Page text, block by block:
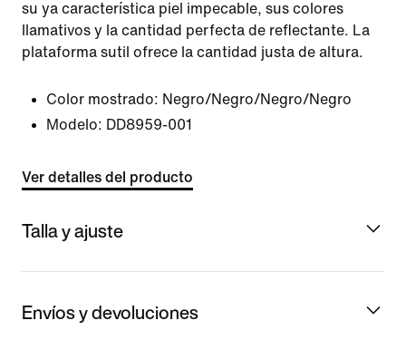
su ya característica piel impecable, sus colores
llamativos y la cantidad perfecta de reflectante. La
plataforma sutil ofrece la cantidad justa de altura.
Color mostrado: Negro/Negro/Negro/Negro
Modelo: DD8959-001
Ver detalles del producto
Talla y ajuste
Envíos y devoluciones